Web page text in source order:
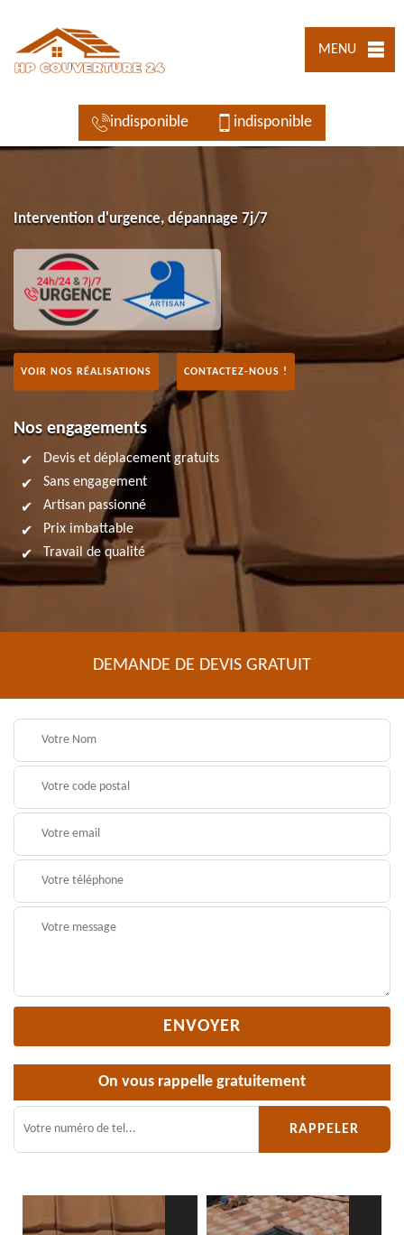
MENU
indisponible indisponible
Intervention d'urgence, dépannage 7j/7
VOIR NOS RÉALISATIONS CONTACTEZ-NOUS !
Nos engagements
Devis et déplacement gratuits
Sans engagement
Artisan passionné
Prix imbattable
Travail de qualité
DEMANDE DE DEVIS GRATUIT
On vous rappelle gratuitement